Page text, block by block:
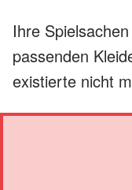
Ihre
passenden
existierte nicht